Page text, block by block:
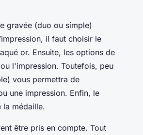
gravée (duo ou simple)
il faut choisir le
or. Ensuite, les options de
l'impression. Toutefois, peu
vous permettra de
une impression. Enfin, le
la médaille.
être pris en compte. Tout